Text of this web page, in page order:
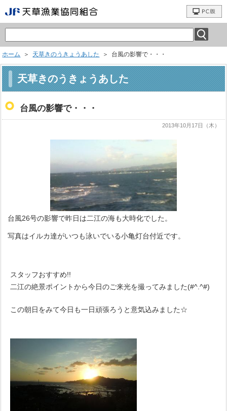
ホーム ＞ 天草きのうきょうあした ＞ 台風の影響で・・・
天草きのうきょうあした
台風の影響で・・・
2013年10月17日（木）
台風26号の影響で昨日は二江の海も大時化でした。
写真はイルカ達がいつも泳いでいる小亀灯台付近です。
スタッフおすすめ!!
二江の絶景ポイントから今日のご来光を撮ってみました(#^.^#)
この朝日をみて今日も一日頑張ろうと意気込みました☆